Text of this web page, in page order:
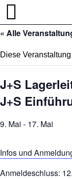
« Alle
Diese
J+S
J+S
9. Mai - 17. Mai
Infos und
Anmeldeschluss: